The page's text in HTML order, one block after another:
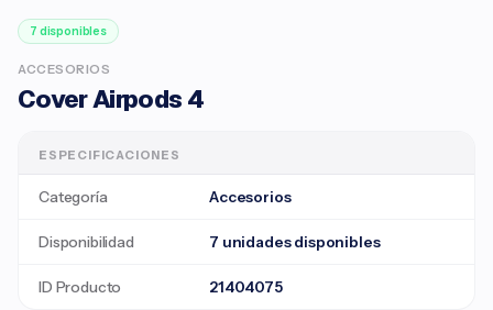
7 disponibles
ACCESORIOS
Cover Airpods 4
ESPECIFICACIONES
Categoría Accesorios
Disponibilidad 7 unidades disponibles
ID Producto 21404075